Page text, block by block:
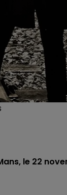
le 22